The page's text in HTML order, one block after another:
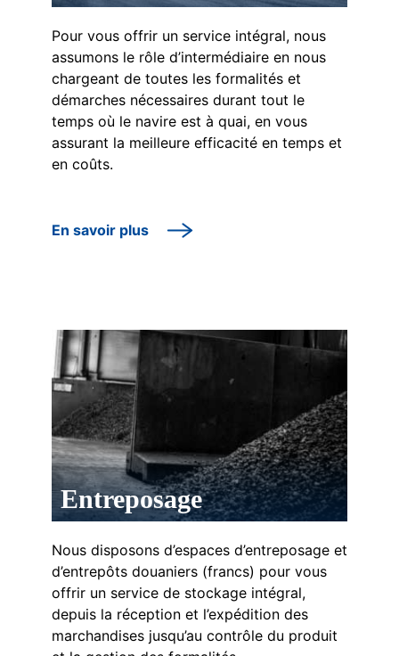
Pour vous offrir un service intégral, nous
assumons le rôle d’intermédiaire en nous
chargeant de toutes les formalités et
démarches nécessaires durant tout le
temps où le navire est à quai, en vous
assurant la meilleure efficacité en temps et
en coûts.
En savoir plus
Entreposage
Nous disposons d’espaces d’entreposage et
d’entrepôts douaniers (francs) pour vous
offrir un service de stockage intégral,
depuis la réception et l’expédition des
marchandises jusqu’au contrôle du produit